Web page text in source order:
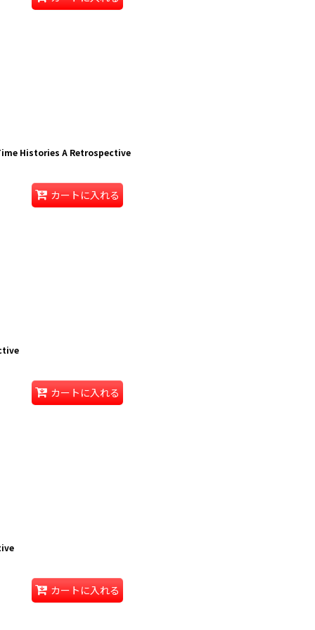
Histories A Retrospective
カートに入れる
カートに入れる
カートに入れる